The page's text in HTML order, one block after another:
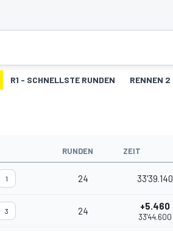
R1 - SCHNELLSTE RUNDEN RENNEN 2
RUNDEN ZEIT
1 24 33'39.140
3 24 +5.460
33'44.600